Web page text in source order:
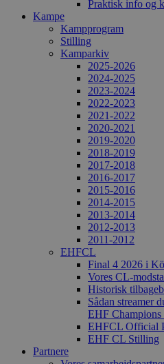
Praktisk info og
Kampe
Kampprogram
Stilling
Kamparkiv
2025-2026
2024-2025
2023-2024
2022-2023
2021-2022
2020-2021
2019-2020
2018-2019
2017-2018
2016-2017
2015-2016
2014-2015
2013-2014
2012-2013
2011-2012
EHFCL
Final 4 2026 i
Vores CL-
Historisk
Sådan streamer
EHF Champions
EHFCL Official
EHF CL Stilling
Partnere